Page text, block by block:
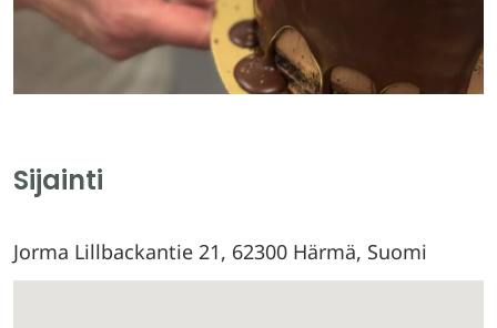
Sijainti
Jorma Lillbackantie 21, 62300 Härmä, Suomi